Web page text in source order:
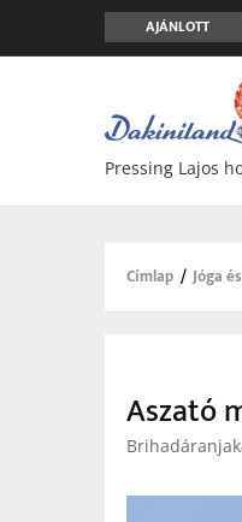
AJÁNLOTT
Pressing Lajos
Morzsa
Címlap / Jóga
Aszató